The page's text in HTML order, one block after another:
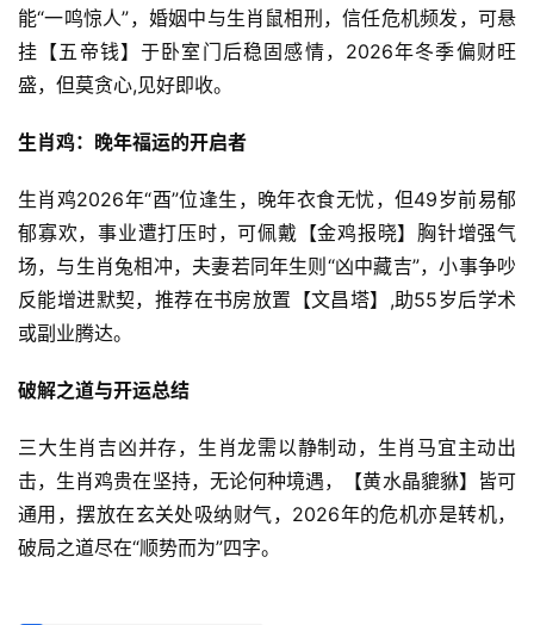
能“一鸣惊人”，婚姻中与生肖鼠相刑，信任危机频发，可悬
挂【五帝钱】于卧室门后稳固感情，2026年冬季偏财旺
盛，但莫贪心,见好即收。
生肖鸡：晚年福运的开启者
生肖鸡2026年“酉”位逢生，晚年衣食无忧，但49岁前易郁
郁寡欢，事业遭打压时，可佩戴【金鸡报晓】胸针增强气
场，与生肖兔相冲，夫妻若同年生则“凶中藏吉”，小事争吵
反能增进默契，推荐在书房放置【文昌塔】,助55岁后学术
或副业腾达。
破解之道与开运总结
三大生肖吉凶并存，生肖龙需以静制动，生肖马宜主动出
击，生肖鸡贵在坚持，无论何种境遇，【黄水晶貔貅】皆可
通用，摆放在玄关处吸纳财气，2026年的危机亦是转机，
破局之道尽在“顺势而为”四字。